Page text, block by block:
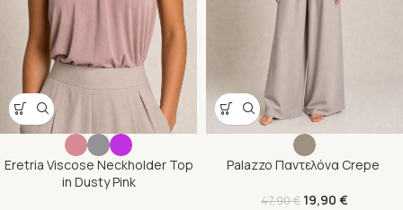
Eretria Viscose Neckholder Top
in Dusty Pink
Palazzo Παντελόνα Crepe
47,90€ 19,90 €